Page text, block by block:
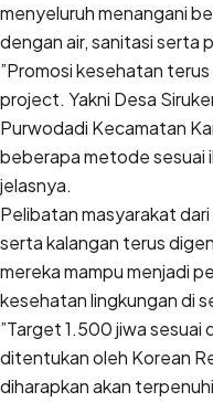
menyeluruh menangani
dengan air, sanitasi serta
”Promosi kesehatan
project. Yakni Desa
Purwodadi Kecamatan
beberapa metode sesuai
jelasnya.
Pelibatan masyarakat
serta kalangan terus
mereka mampu menjadi
kesehatan lingkungan di
”Target 1.500 jiwa sesuai
ditentukan oleh Korean
diharapkan akan